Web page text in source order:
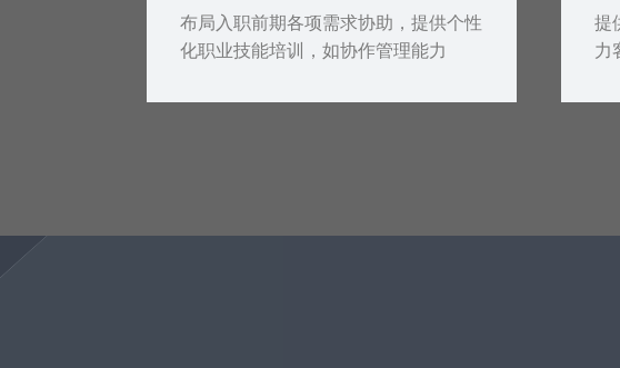
布局入职前期各项需求协助，提供个性
化职业技能培训，如协作管理能力
提
力